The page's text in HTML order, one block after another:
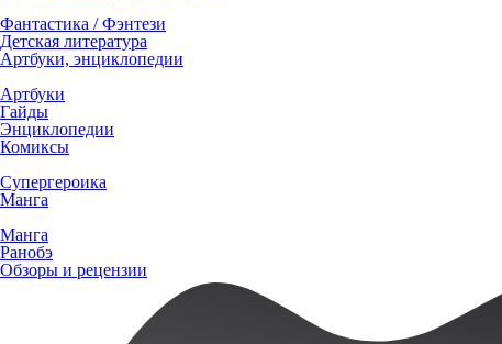
Фантастика / Фэнтези
Детская литература
Артбуки, энциклопедии
Артбуки
Гайды
Энциклопедии
Комиксы
Супергероика
Манга
Манга
Ранобэ
Обзоры и рецензии